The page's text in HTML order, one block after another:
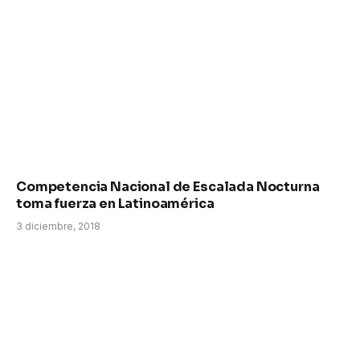
Competencia Nacional de Escalada Nocturna
toma fuerza en Latinoamérica
3 diciembre, 2018